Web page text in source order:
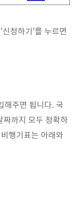
청하기'를 누르면
해주면 됩니다. 국
짜까지 모두 정확하
행기표는 아래와